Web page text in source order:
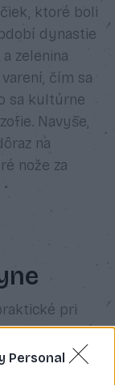
Personal
ktoré boli
dynastie
zelenina
čím sa
sa kultúrne
Navyše,
na
nože za
pri
Väčšina jedál
dajú ľahko
pri stole.